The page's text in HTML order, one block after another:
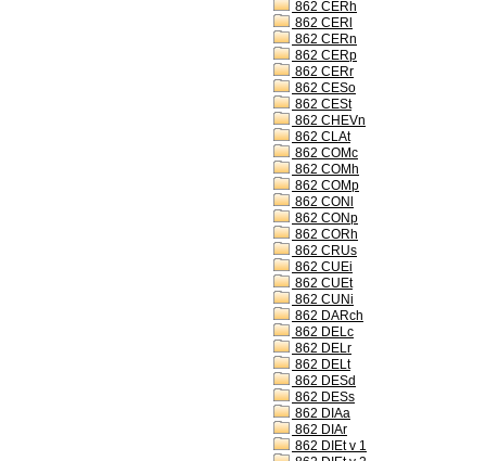
862 CERh
862 CERl
862 CERn
862 CERp
862 CERr
862 CESo
862 CESt
862 CHEVn
862 CLAt
862 COMc
862 COMh
862 COMp
862 CONl
862 CONp
862 CORh
862 CRUs
862 CUEi
862 CUEt
862 CUNi
862 DARch
862 DELc
862 DELr
862 DELt
862 DESd
862 DESs
862 DIAa
862 DIAr
862 DIEt v 1